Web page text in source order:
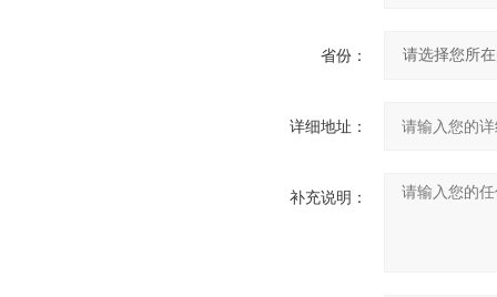
省份：
详细地址：
补充说明：